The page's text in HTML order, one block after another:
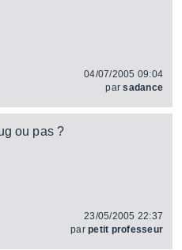
04/07/2005 09:04
parsadance
ou pas ?
23/05/2005 22:37
parpetit professeur